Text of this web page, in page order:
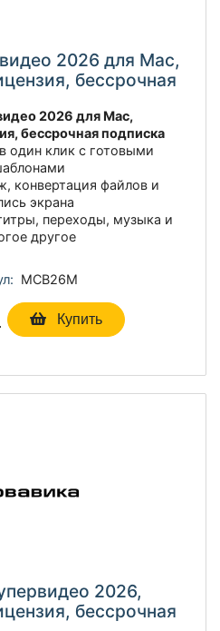
2026 для Мас,
бессрочная
2026 для Мас,
бессрочная подписка
один клик с готовыми
конвертация файлов и
экрана
переходы, музыка и
другое
МСВ26М
Купить
2026,
бессрочная